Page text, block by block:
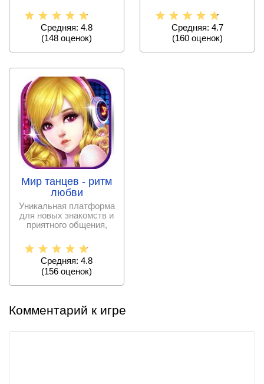
Средняя: 4.8
(148 оценок)
динозаврами! Здесь
Средняя: 4.7
(160 оценок)
Мир танцев - ритм
любви
Уникальная платформа
для новых знакомств и
приятного общения,
Средняя: 4.8
(156 оценок)
Комментарий к игре